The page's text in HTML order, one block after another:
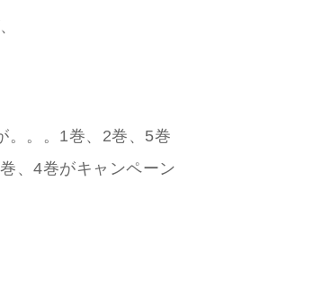
。。。1巻、2巻、5巻
、4巻がキャンペーン